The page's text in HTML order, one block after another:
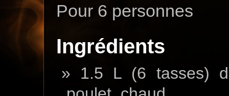
Pour 6 personnes
Ingrédients
1.5 L (6 tasses)